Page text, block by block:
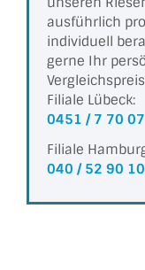
ausführlich
individuell
gerne Ihr
Filiale Lübeck:
0451 / 7 70 07
Filiale
040 / 52 90